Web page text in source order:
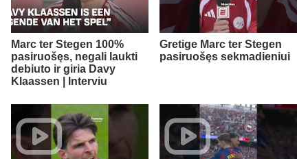
Marc ter Stegen 100%
pasiruošęs, negali laukti
debiuto ir giria Davy
Klaassen | Interviu
Gretige Marc ter Stegen
pasiruošęs sekmadieniui